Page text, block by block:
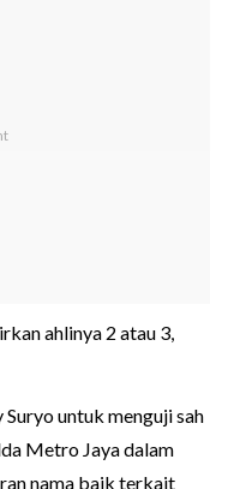
ahlinya 2 atau 3,
untuk menguji sah
Metro Jaya dalam
nama baik terkait